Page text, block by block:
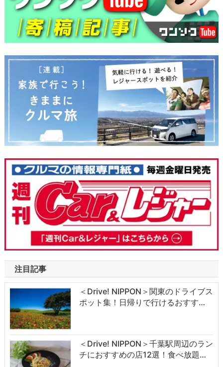
注目記事
＜Drive! NIPPON＞関東のドライブス
ポット集！日帰りで行けるおすす…
＜Drive! NIPPON＞千葉駅周辺のラン
チにおすすめの店12選！食べ放題…